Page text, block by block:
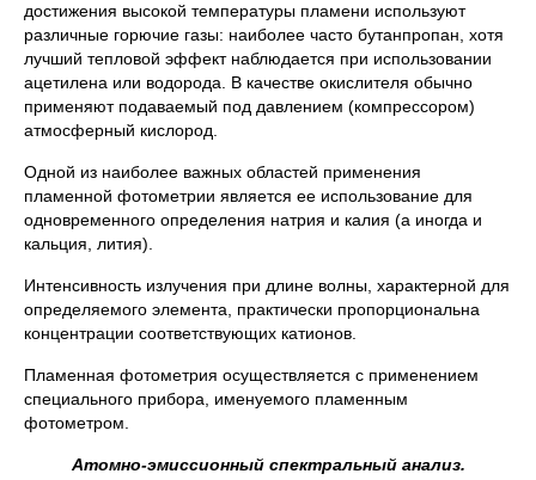
достижения высокой температуры пламени используют
различные горючие газы: наиболее часто бутанпропан, хотя
лучший тепловой эффект наблюдается при использовании
ацетилена или водорода. В качестве окислителя обычно
применяют подаваемый под давлением (компрессором)
атмосферный кислород.
Одной из наиболее важных областей применения
пламенной фотометрии является ее использование для
одновременного определения натрия и калия (а иногда и
кальция, лития).
Интенсивность излучения при длине волны, характерной для
определяемого элемента, практически пропорциональна
концентрации соответствующих катионов.
Пламенная фотометрия осуществляется с применением
специального прибора, именуемого пламенным
фотометром.
Атомно-эмиссионный спектральный анализ.